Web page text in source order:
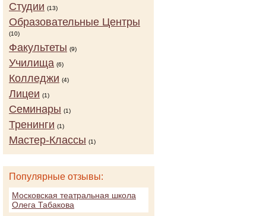
Студии (13)
Образовательные Центры
(10)
Факультеты (9)
Училища (6)
Колледжи (4)
Лицеи (1)
Семинары (1)
Тренинги (1)
Мастер-Классы (1)
Популярные отзывы:
Московская театральная школа
Олега Табакова